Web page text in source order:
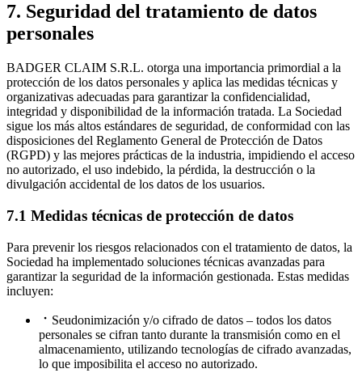
7. Seguridad del tratamiento de datos
personales
BADGER CLAIM S.R.L. otorga una importancia primordial a la
protección de los datos personales y aplica las medidas técnicas y
organizativas adecuadas para garantizar la confidencialidad,
integridad y disponibilidad de la información tratada. La Sociedad
sigue los más altos estándares de seguridad, de conformidad con las
disposiciones del Reglamento General de Protección de Datos
(RGPD) y las mejores prácticas de la industria, impidiendo el acceso
no autorizado, el uso indebido, la pérdida, la destrucción o la
divulgación accidental de los datos de los usuarios.
7.1 Medidas técnicas de protección de datos
Para prevenir los riesgos relacionados con el tratamiento de datos, la
Sociedad ha implementado soluciones técnicas avanzadas para
garantizar la seguridad de la información gestionada. Estas medidas
incluyen:
Seudonimización y/o cifrado de datos – todos los datos
personales se cifran tanto durante la transmisión como en el
almacenamiento, utilizando tecnologías de cifrado avanzadas,
lo que imposibilita el acceso no autorizado.